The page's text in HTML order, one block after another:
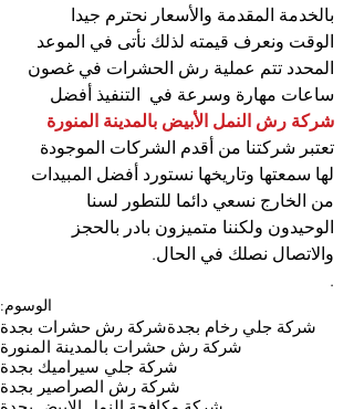
بالخدمة المقدمة والأسعار نحترم جيدا
الوقت ونعرف قيمته لذلك نأتى في الموعد
المحدد تتم عملية رش الحشرات في غصون
ساعات مهارة وسرعة في  التنفيذ أفضل
شركة رش النمل الأبيض بالمدينة المنورة
تعتبر شركتنا من أقدم الشركات الموجودة
لها سمعتها وتاريخها نستورد أفضل المبيدات
من الخارج نسعي دائما للتطور لسنا
الوحيدون ولكننا متميزون بادر بالحجز
والاتصال نصلك في الحال.
.
الوسوم:
شركة جلي رخام بجدةشركة رش حشرات بجدة
شركة رش حشرات بالمدينة المنورة
شركة جلي سيراميك بجدة
شركة رش الصراصير بجدة